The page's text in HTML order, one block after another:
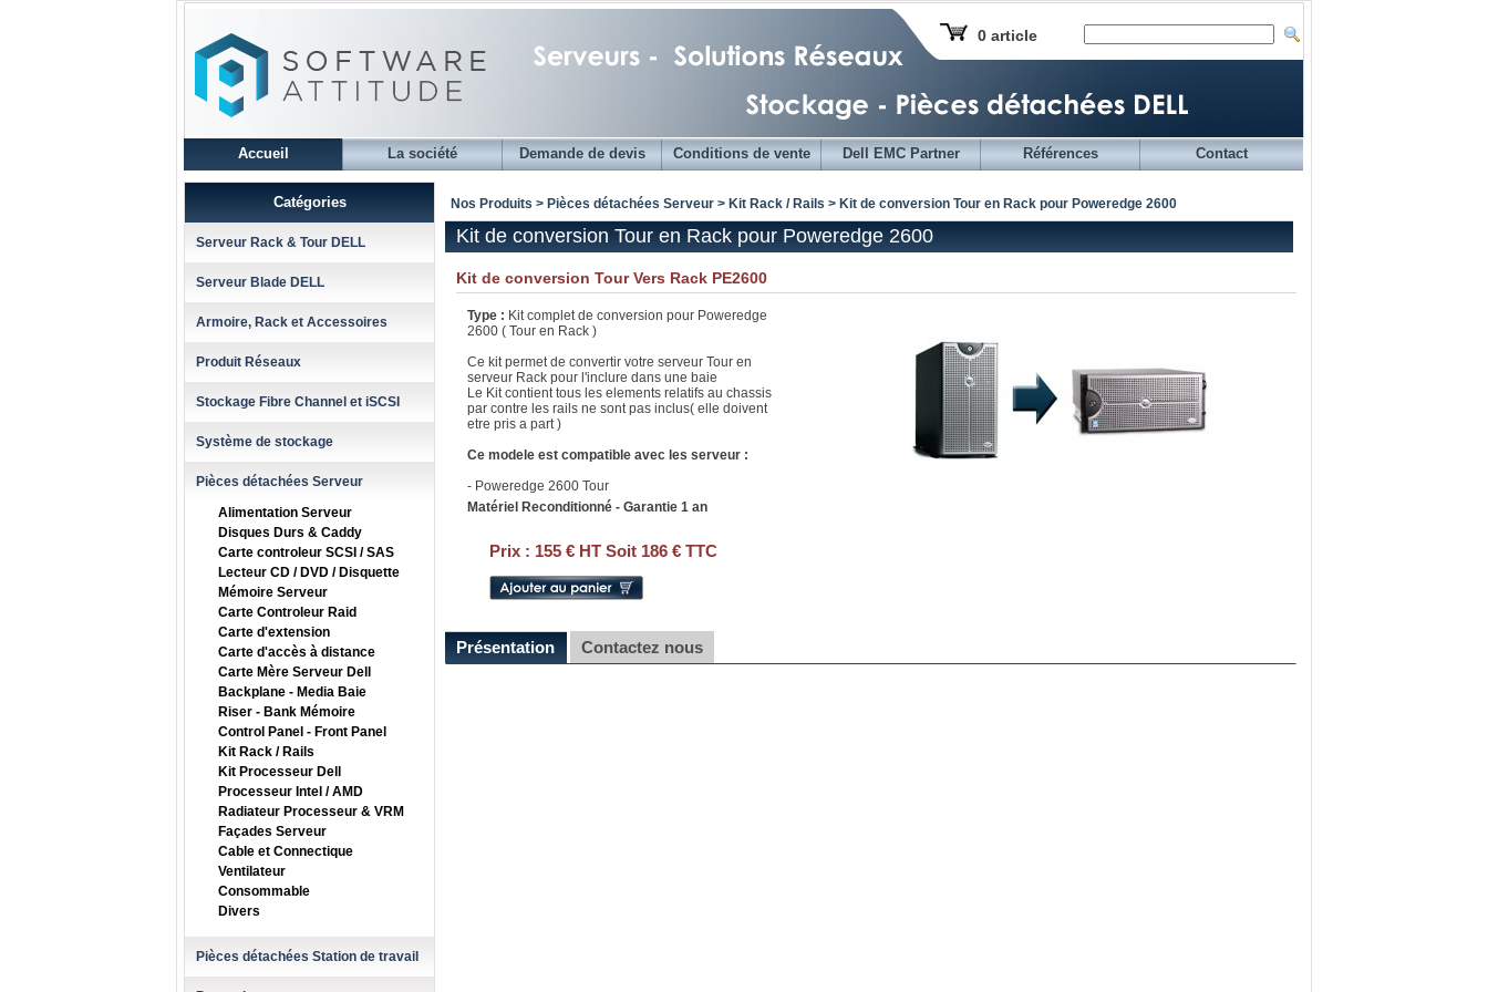
0 article
Accueil La société Demande de devis Conditions de vente Dell EMC Partner Références Contact
Catégories
Serveur Rack & Tour DELL
Serveur Blade DELL
Armoire, Rack et Accessoires
Produit Réseaux
Stockage Fibre Channel et iSCSI
Système de stockage
Pièces détachées Serveur
Alimentation Serveur
Disques Durs & Caddy
Carte controleur SCSI / SAS
Lecteur CD / DVD / Disquette
Mémoire Serveur
Carte Controleur Raid
Carte d'extension
Carte d'accès à distance
Carte Mère Serveur Dell
Backplane - Media Baie
Riser - Bank Mémoire
Control Panel - Front Panel
Kit Rack / Rails
Kit Processeur Dell
Processeur Intel / AMD
Radiateur Processeur & VRM
Façades Serveur
Cable et Connectique
Ventilateur
Consommable
Divers
Pièces détachées Station de travail
Nos Produits > Pièces détachées Serveur > Kit Rack / Rails > Kit de conversion Tour en Rack pour Poweredge 2600
Kit de conversion Tour en Rack pour Poweredge 2600
Kit de conversion Tour Vers Rack PE2600
Type : Kit complet de conversion pour Poweredge
2600 ( Tour en Rack )
Ce kit permet de convertir votre serveur Tour en
serveur Rack pour l'inclure dans une baie
Le Kit contient tous les elements relatifs au chassis
par contre les rails ne sont pas inclus( elle doivent
etre pris a part )
Ce modele est compatible avec les serveur :
- Poweredge 2600 Tour
Matériel Reconditionné - Garantie 1 an
Prix : 155 € HT Soit 186 € TTC
Présentation Contactez nous